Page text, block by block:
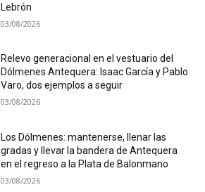
Lebrón
03/08/2026
Relevo generacional en el vestuario del
Dólmenes Antequera: Isaac García y Pablo
Varo, dos ejemplos a seguir
03/08/2026
Los Dólmenes: mantenerse, llenar las
gradas y llevar la bandera de Antequera
en el regreso a la Plata de Balonmano
03/08/2026